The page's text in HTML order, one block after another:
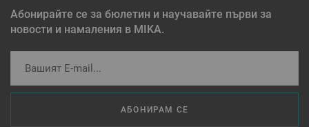
Абонирайте се за бюлетин и научавайте първи за
новости и намаления в MIKA.
АБОНИРАМ СЕ